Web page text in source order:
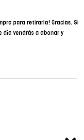
para retirarla! Gracias. Si
vendrás a abonar y